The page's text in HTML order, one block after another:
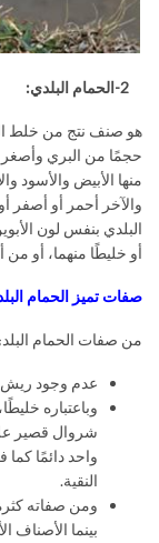
هو صنف نتج من خلط
حجمًا من البري وأصغر
منها الأبيض والأسود
والآخر أحمر أو أصفر
البلدي بنفس لون
أو خليطًا منهما، أو من
صفات تميز الحمام
من صفات الحمام
عدم وجود
وباعتباره
شروال قصير
واحد دائمًا
النقية.
بينما الأصناف